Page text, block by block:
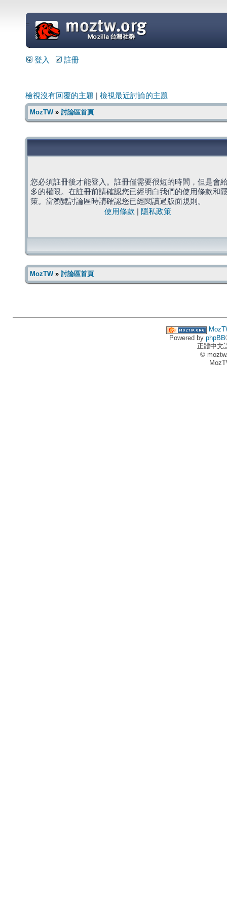
=
登入 註冊
檢視沒有回覆的主題 檢視最近討論的主題
MozTW» 討論區首頁
您必須註冊後才能登入。註冊僅需要很短的時間，但是會
多的權限。在註冊前請確認您已經明白我們的使用條款和
策。當瀏覽討論區時請確認您已經閱讀過版面規則。
使用條款
隱私政策
MozTW» 討論區首頁
Powered by phpBB
正體中文
©